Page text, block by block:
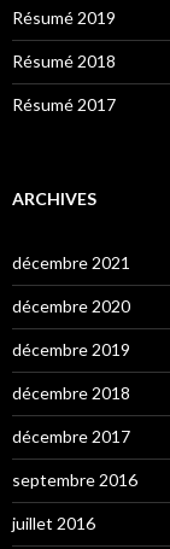
Résumé 2019
Résumé 2018
Résumé 2017
ARCHIVES
décembre 2021
décembre 2020
décembre 2019
décembre 2018
décembre 2017
septembre 2016
juillet 2016